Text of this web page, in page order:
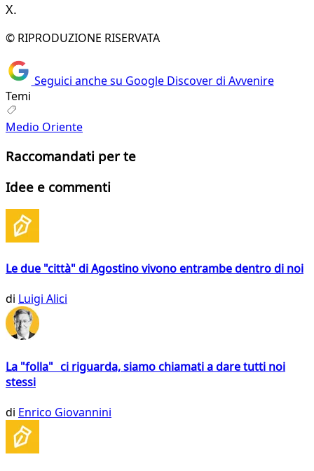
X.
© RIPRODUZIONE RISERVATA
Seguici anche su Google Discover di Avvenire
Temi
Medio Oriente
Raccomandati per te
Idee e commenti
Le due "città" di Agostino vivono entrambe dentro di noi
di Luigi Alici
La "folla" ci riguarda, siamo chiamati a dare tutti noi
stessi
di Enrico Giovannini